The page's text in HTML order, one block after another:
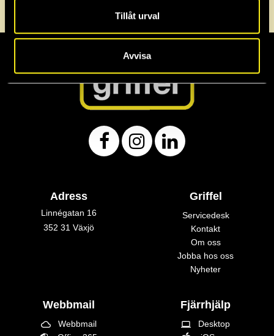
Tillåt urval
Avvisa
Adress
Linnégatan 16
352 31 Växjö
Griffel
Servicedesk
Kontakt
Om oss
Jobba hos oss
Nyheter
Webbmail
cloud_queue Webbmail
Fjärrhjälp
laptop Desktop